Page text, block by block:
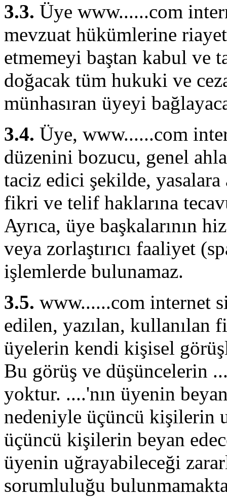
3.3. Üye www......com
mevzuat hükümlerine
etmemeyi baştan kabul ve
doğacak tüm hukuki ve
münhasıran üyeyi
3.4. Üye, www......com
düzenini bozucu, genel
taciz edici şekilde, yasalara
fikri ve telif haklarına
Ayrıca, üye başkalarının
veya zorlaştırıcı faaliyet
işlemlerde bulunamaz.
3.5. www......com internet
edilen, yazılan, kullanılan
üyelerin kendi kişisel
Bu görüş ve düşüncelerin
yoktur. ....'nın üyenin
nedeniyle üçüncü kişilerin
üçüncü kişilerin beyan
üyenin uğrayabileceği
sorumluluğu